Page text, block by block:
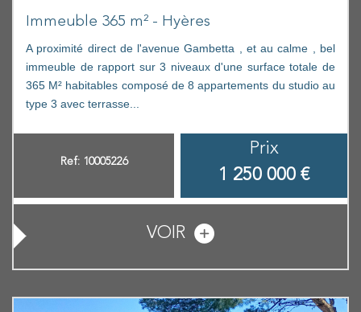
Immeuble 365 m² - Hyères
A proximité direct de l'avenue Gambetta , et au calme , bel
immeuble de rapport sur 3 niveaux d'une surface totale de
365 M² habitables composé de 8 appartements du studio au
type 3 avec terrasse...
Ref: 10005226
Prix
1 250 000 €
VOIR